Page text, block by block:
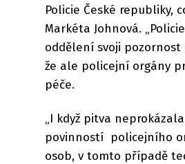
Policie České republiky,
Markéta Johnová.
oddělení svoji pozornost
že ale policejní orgány
péče.
„I když pitva
povinností policejního
osob, v tomto případě